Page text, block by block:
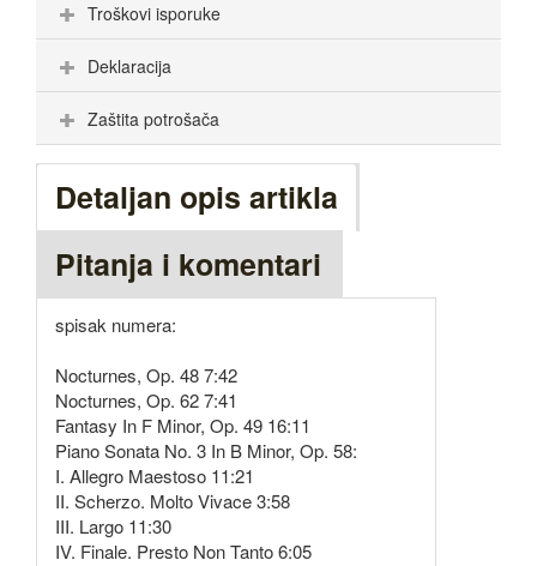
Troškovi isporuke
Deklaracija
Zaštita potrošača
Detaljan opis artikla
Pitanja i komentari
spisak numera:
Nocturnes, Op. 48 7:42
Nocturnes, Op. 62 7:41
Fantasy In F Minor, Op. 49 16:11
Piano Sonata No. 3 In B Minor, Op. 58:
I. Allegro Maestoso 11:21
II. Scherzo. Molto Vivace 3:58
III. Largo 11:30
IV. Finale. Presto Non Tanto 6:05